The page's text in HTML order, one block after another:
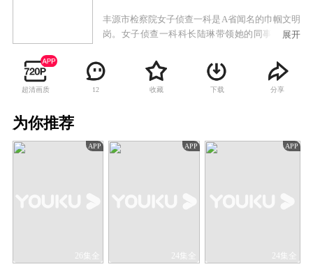
丰源市检察院女子侦查一科是A省闻名的巾帼文明
岗。女子侦查一科科长陆琳带领她的同事一直战
着，以事实为依据，以法律为准绳，成功破获了
多起职务犯罪案件。
展开
超清画质 12 收藏 下载 分享
为你推荐
APP
26集全
APP
24集全
APP
24集全